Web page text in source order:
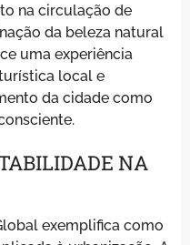
na circulação de
da beleza natural
uma experiência
local e
da cidade como
NA
exemplifica como